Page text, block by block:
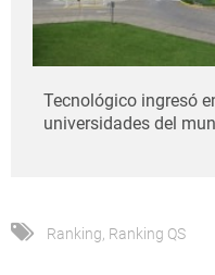
Tecnológico ingresó
universidades del
Ranking, Ranking QS